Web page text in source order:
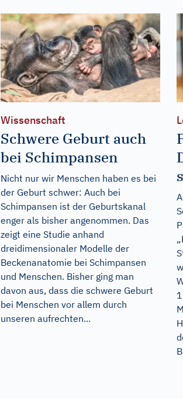
Wissenschaft
Schwere Geburt auch
bei Schimpansen
Nicht nur wir Menschen haben es bei
der Geburt schwer: Auch bei
Schimpansen ist der Geburtskanal
enger als bisher angenommen. Das
zeigt eine Studie anhand
dreidimensionaler Modelle der
Beckenanatomie bei Schimpansen
und Menschen. Bisher ging man
davon aus, dass die schwere Geburt
bei Menschen vor allem durch
unseren aufrechten...